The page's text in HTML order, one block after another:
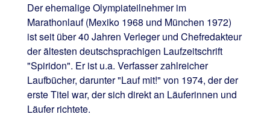
Der ehemalige Olympiateilnehmer im
Marathonlauf (Mexiko 1968 und München 1972)
ist seit über 40 Jahren Verleger und Chefredakteur
der ältesten deutschsprachigen Laufzeitschrift
"Spiridon". Er ist u.a. Verfasser zahlreicher
Laufbücher, darunter "Lauf mit!" von 1974, der der
erste Titel war, der sich direkt an Läuferinnen und
Läufer richtete.